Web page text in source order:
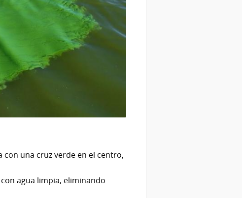
una cruz verde en el centro,
agua limpia, eliminando